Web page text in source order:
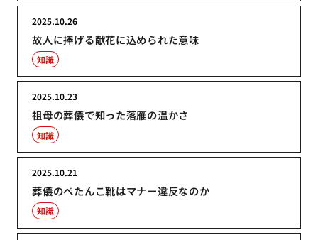
故人に捧げる献花に込められた意味
2025.10.26
知識
祖母の葬儀で知った落雁の温かさ
2025.10.23
知識
葬儀のぺたんこ靴はマナー違反なのか
2025.10.21
知識